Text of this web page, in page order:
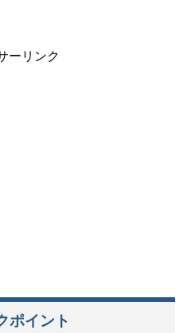
ーリンク
ポイント